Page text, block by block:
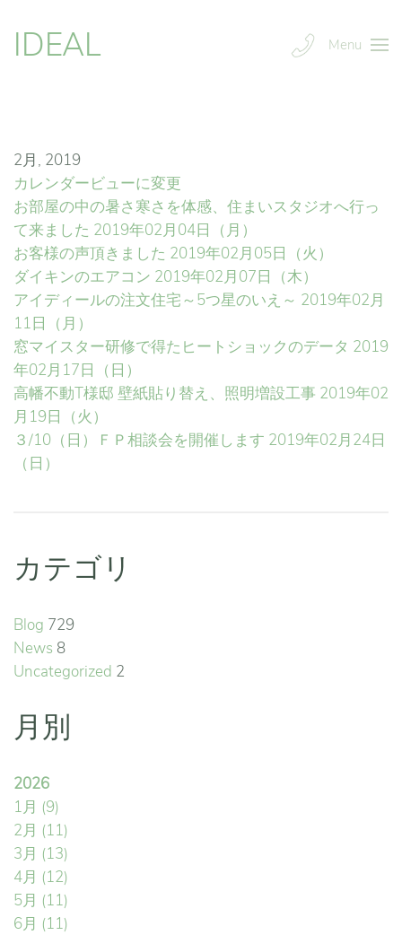
IDEAL Menu
2月, 2019
カレンダービューに変更
お部屋の中の暑さ寒さを体感、住まいスタジオへ行っ
て来ました 2019年02月04日（月）
お客様の声頂きました 2019年02月05日（火）
ダイキンのエアコン 2019年02月07日（木）
アイディールの注文住宅～5つ星のいえ～ 2019年02月
11日（月）
窓マイスター研修で得たヒートショックのデータ 2019
年02月17日（日）
高幡不動T様邸 壁紙貼り替え、照明増設工事 2019年02
月19日（火）
３/10（日）ＦＰ相談会を開催します 2019年02月24日
（日）
カテゴリ
Blog 729
News 8
Uncategorized 2
月別
2026
1月 (9)
2月 (11)
3月 (13)
4月 (12)
5月 (11)
6月 (11)